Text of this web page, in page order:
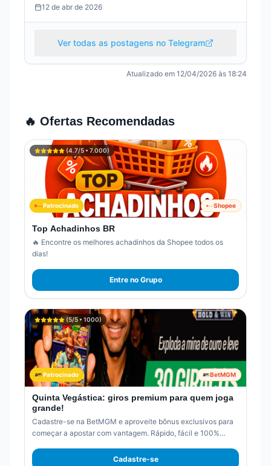
12 de abr de 2026
Ver todas as postagens no Telegram
Atualizado em 12/04/2026 às 18:24
🔥 Ofertas Recomendadas
(4.7/5 • 7.000)
Patrocinado Shopee
Top Achadinhos BR
🔥 Encontre os melhores achadinhos da Shopee todos os
dias!
Entre no Grupo
(5/5 • 1000)
Patrocinado BetMGM
Quinta Vegástica: giros premium para quem joga
grande!
Cadastre-se na BetMGM e aproveite bônus exclusivos para
começar a apostar com vantagem. Rápido, fácil e 100%
Cadastre-se